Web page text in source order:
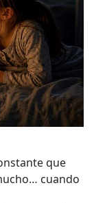
que
cuando